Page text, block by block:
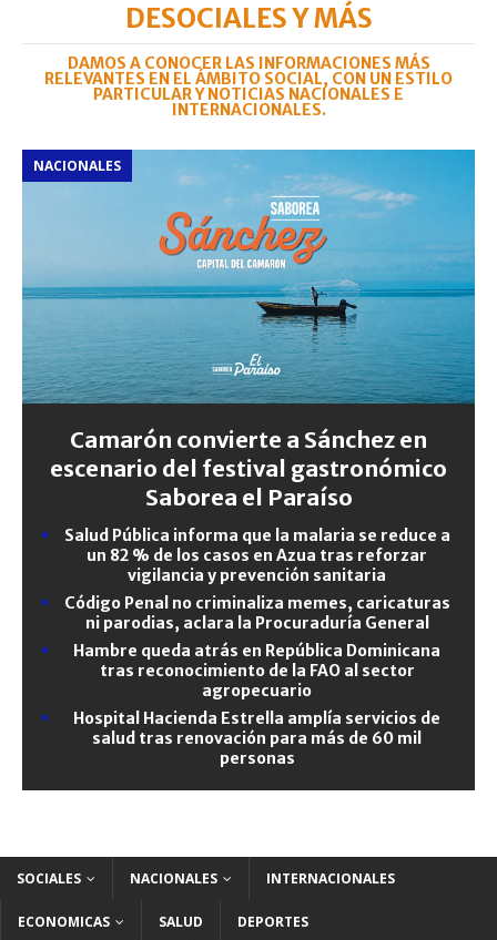
DESOCIALES Y MÁS
DAMOS A CONOCER LAS INFORMACIONES MÁS
RELEVANTES EN EL ÁMBITO SOCIAL, CON UN ESTILO
PARTICULAR Y NOTICIAS NACIONALES E
INTERNACIONALES.
NACIONALES
Camarón convierte a Sánchez en
escenario del festival gastronómico
Saborea el Paraíso
Salud Pública informa que la malaria se reduce a
un 82 % de los casos en Azua tras reforzar
vigilancia y prevención sanitaria
Código Penal no criminaliza memes, caricaturas
ni parodias, aclara la Procuraduría General
Hambre queda atrás en República Dominicana
tras reconocimiento de la FAO al sector
agropecuario
Hospital Hacienda Estrella amplía servicios de
salud tras renovación para más de 60 mil
personas
SOCIALES NACIONALES INTERNACIONALES
ECONOMICAS SALUD DEPORTES